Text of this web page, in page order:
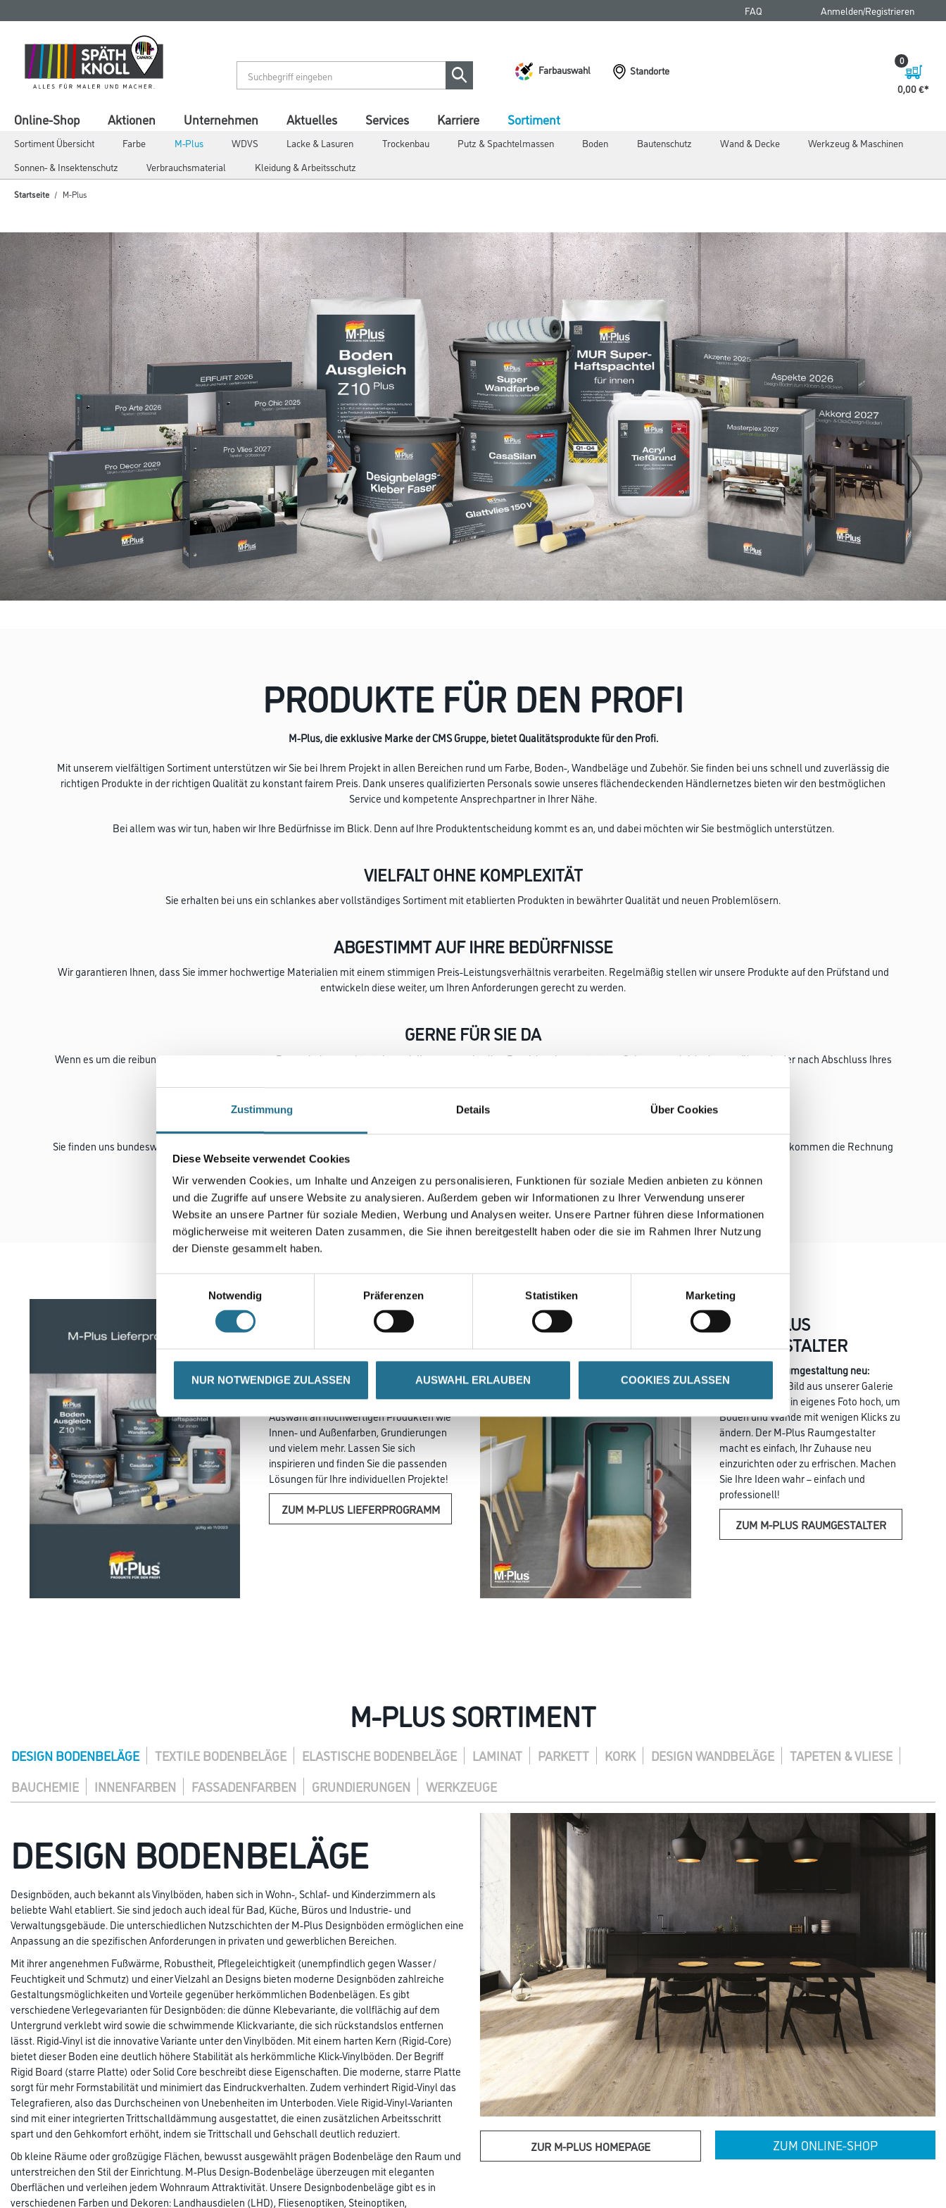
Zustimmung Details Über Cookies
Diese Webseite verwendet Cookies
Wir verwenden Cookies, um Inhalte und Anzeigen zu personalisieren, Funktionen für soziale Medien anbieten zu können
und die Zugriffe auf unsere Website zu analysieren. Außerdem geben wir Informationen zu Ihrer Verwendung unserer
Website an unsere Partner für soziale Medien, Werbung und Analysen weiter. Unsere Partner führen diese Informationen
möglicherweise mit weiteren Daten zusammen, die Sie ihnen bereitgestellt haben oder die sie im Rahmen Ihrer Nutzung
der Dienste gesammelt haben.
Notwendig
Präferenzen Statistiken Marketing
NUR NOTWENDIGE ZULASSEN AUSWAHL ERLAUBEN COOKIES ZULASSEN
springen
springen
FAQ Anmelden/Registrieren
Farbauswahl
Standorte
0,00 €
0
Online-Shop Aktionen Unternehmen Aktuelles Services Karriere Sortiment
Sortiment Übersicht Farbe M-Plus WDVS Lacke & Lasuren Trockenbau Putz & Spachtelmassen Boden Bautenschutz Wand & Decke
Werkzeug & Maschinen
Sonnen- & Insektenschutz
Verbrauchsmaterial Kleidung & Arbeitsschutz
Startseite M-Plus
PRODUKTE FÜR DEN PROFI
M-Plus, die exklusive Marke der CMS Gruppe, bietet Qualitätsprodukte für den Profi.
Mit unserem vielfältigen Sortiment unterstützen wir Sie bei Ihrem Projekt in allen Bereichen rund um Farbe, Boden-, Wandbeläge und Zubehör. Sie finden bei uns schnell und zuverlässig die
richtigen Produkte in der richtigen Qualität zu konstant fairem Preis. Dank unseres qualifizierten Personals sowie unseres flächendeckenden Händlernetzes bieten wir den bestmöglichen
Service und kompetente Ansprechpartner in Ihrer Nähe.
Bei allem was wir tun, haben wir Ihre Bedürfnisse im Blick. Denn auf Ihre Produktentscheidung kommt es an, und dabei möchten wir Sie bestmöglich unterstützen.
VIELFALT OHNE KOMPLEXITÄT
Sie erhalten bei uns ein schlankes aber vollständiges Sortiment mit etablierten Produkten in bewährter Qualität und neuen Problemlösern.
ABGESTIMMT AUF IHRE BEDÜRFNISSE
Wir garantieren Ihnen, dass Sie immer hochwertige Materialien mit einem stimmigen Preis-Leistungsverhältnis verarbeiten. Regelmäßig stellen wir unsere Produkte auf den Prüfstand und
entwickeln diese weiter, um Ihren Anforderungen gerecht zu werden.
GERNE FÜR SIE DA
Wenn es um die reibungslose Durchführung Ihres Bauvorhabens geht, stehen wir Ihnen gerne in allen Bereichen kompetent zur Seite, ganz gleich ob vor, während oder nach Abschluss Ihres
DEUTSCHLANDWEITE PRÄSENZ
Sie finden uns bundesweit an über 180 Standorten mit dem gleichen Sortiment in gleicher Qualität. Sie können dort mit den vereinbarten Konditionen einkaufen und bekommen die Rechnung
Vertrauen Sie auf M-Plus und überzeugen Sie sich von unseren Qualitätsprodukten!
LIEFERPROGRAMM
das neue M-Plus Lieferprogramm.
Tauchen Sie ein in eine vielfältige
Auswahl an hochwertigen Produkten wie
Innen- und Außenfarben, Grundierungen
und vielem mehr. Lassen Sie sich
inspirieren und finden Sie die passenden
Lösungen für Ihre individuellen Projekte!
ZUM M-PLUS LIEFERPROGRAMM
DER M-PLUS
RAUMGESTALTER
Erleben Sie Raumgestaltung neu:
Wählen Sie ein Bild aus unserer Galerie
oder laden Sie ein eigenes Foto hoch, um
Böden und Wände mit wenigen Klicks zu
ändern. Der M-Plus Raumgestalter
macht es einfach, Ihr Zuhause neu
einzurichten oder zu erfrischen. Machen
Sie Ihre Ideen wahr – einfach und
professionell!
ZUM M-PLUS RAUMGESTALTER
M-PLUS SORTIMENT
DESIGN BODENBELÄGE TEXTILE BODENBELÄGE ELASTISCHE BODENBELÄGE LAMINAT PARKETT KORK DESIGN WANDBELÄGE
TAPETEN & VLIESE
BAUCHEMIE
INNENFARBEN FASSADENFARBEN GRUNDIERUNGEN WERKZEUGE
DESIGN BODENBELÄGE
Designböden, auch bekannt als Vinylböden, haben sich in Wohn-, Schlaf- und Kinderzimmern als
beliebte Wahl etabliert. Sie sind jedoch auch ideal für Bad, Küche, Büros und Industrie- und
Verwaltungsgebäude. Die unterschiedlichen Nutzschichten der M-Plus Designböden ermöglichen eine
Anpassung an die spezifischen Anforderungen in privaten und gewerblichen Bereichen.
Mit ihrer angenehmen Fußwärme, Robustheit, Pflegeleichtigkeit (unempfindlich gegen Wasser /
Feuchtigkeit und Schmutz) und einer Vielzahl an Designs bieten moderne Designböden zahlreiche
Gestaltungsmöglichkeiten und Vorteile gegenüber herkömmlichen Bodenbelägen. Es gibt
verschiedene Verlegevarianten für Designböden: die dünne Klebevariante, die vollflächig auf dem
Untergrund verklebt wird sowie die schwimmende Klickvariante, die sich rückstandslos entfernen
lässt. Rigid-Vinyl ist die innovative Variante unter den Vinylböden. Mit einem harten Kern (Rigid-Core)
bietet dieser Boden eine deutlich höhere Stabilität als herkömmliche Klick-Vinylböden. Der Begriff
Rigid Board (starre Platte) oder Solid Core beschreibt diese Eigenschaften. Die moderne, starre Platte
sorgt für mehr Formstabilität und minimiert das Eindruckverhalten. Zudem verhindert Rigid-Vinyl das
Telegrafieren, also das Durchscheinen von Unebenheiten im Unterboden. Viele Rigid-Vinyl-Varianten
sind mit einer integrierten Trittschalldämmung ausgestattet, die einen zusätzlichen Arbeitsschritt
spart und den Gehkomfort erhöht, indem sie Trittschall und Gehschall deutlich reduziert.
Ob kleine Räume oder großzügige Flächen, bewusst ausgewählt prägen Bodenbeläge den Raum und
unterstreichen den Stil der Einrichtung. M-Plus Design-Bodenbeläge überzeugen mit eleganten
Oberflächen und verleihen jedem Wohnraum Attraktivität. Unsere Designbodenbeläge gibt es in
verschiedenen Farben und Dekoren: Landhausdielen (LHD), Fliesenoptiken, Steinoptiken,
ZUR M-PLUS HOMEPAGE ZUM ONLINE-SHOP